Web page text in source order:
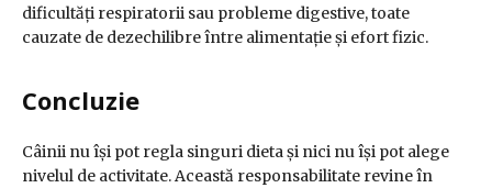
dificultăți respiratorii sau probleme digestive, toate
cauzate de dezechilibre între alimentație și efort fizic.
Concluzie
Câinii nu își pot regla singuri dieta și nici nu își pot alege
nivelul de activitate. Această responsabilitate revine în